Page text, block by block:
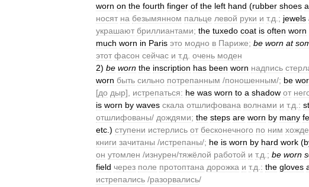
worn on the fourth finger of the left hand (rubber shoes
носят на безымянном пальце левой руки и т.д .; jewels
украшают бриллиантами; the tuxedo coat is often worn
much worn in Paris это модно в Париже; be worn at
этот фасон сейчас и т.д очень моден
2) be worn the inscription has been worn надпись
worn быть сильно потрепанным /поношенным/; be
[до дыр], истрепаться: he was worn to a shadow от
is worn by waves скала отшлифована волнами и т.д :
отшлифованы/ дождями; the steps are worn by many
etc .) ступени истерлись от бесконечного по ним
книги зачитаны /истрепаны/; he is worn by hard work (
он утомлен /изнурен/тяжёлой работой и т.д .; be worn
field через поле протоптана дорожка и т.д : the gloves
истрепались /разорвались/